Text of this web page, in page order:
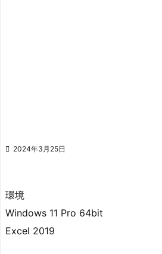
 2024年3月25日
環境
Windows 11 Pro 64bit
Excel 2019